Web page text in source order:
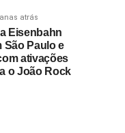
atrás
Eisenbahn
São Paulo e
ativações
o João Rock